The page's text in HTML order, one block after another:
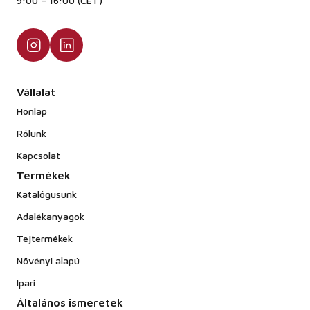
Vállalat
Honlap
Rólunk
Kapcsolat
Termékek
Katalógusunk
Adalékanyagok
Tejtermékek
Növényi alapú
Ipari
Általános ismeretek